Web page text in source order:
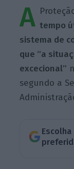
A tempo
sistema de
que “a
excecional”
segundo a
Escolha